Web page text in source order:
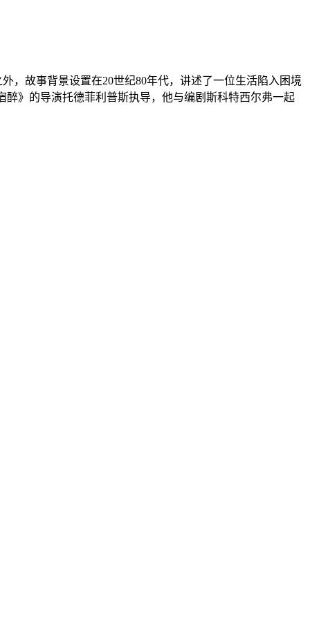
，故事背景设置在20世纪80年代，讲述了一位生活陷入困境
》的导演托德菲利普斯执导，他与编剧斯科特西尔弗一起